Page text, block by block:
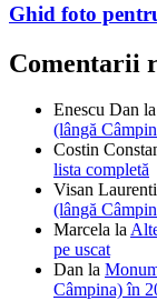
Ghid foto
Comentarii
Enescu Dan la
(lângă
Costin
lista completă
Visan
(lângă
Marcela la
pe uscat
Dan la
Câmpina) în